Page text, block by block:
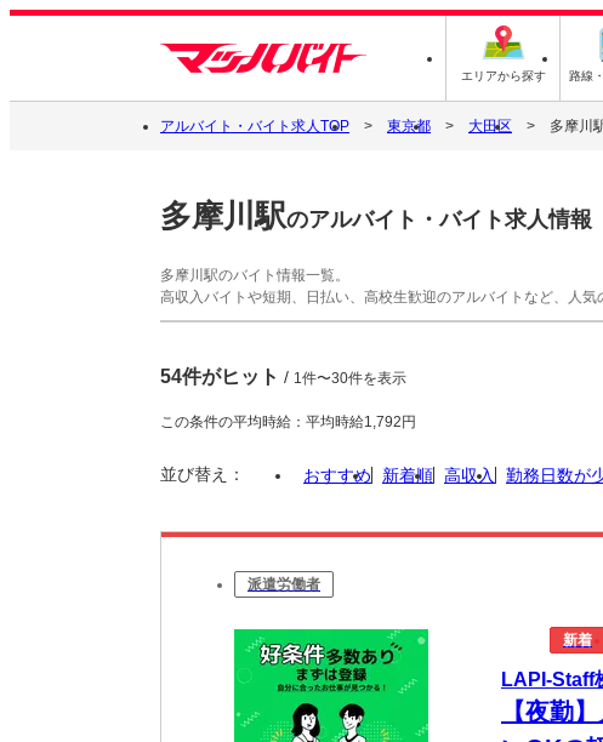
エリアから探す 路線
アルバイト・バイト求人TOP 東京都 大田区 多摩川
多摩川駅のアルバイト・バイト求人情報
多摩川駅のバイト情報一覧。
高収入バイトや短期、日払い、高校生歓迎のアルバイトなど、人
54件がヒット / 1件〜30件を表示
この条件の平均時給：平均時給1,792円
並び替え： おすすめ 新着順 高収入 勤務日数が
派遣労働者
新着
LAPI-Staff
【夜勤